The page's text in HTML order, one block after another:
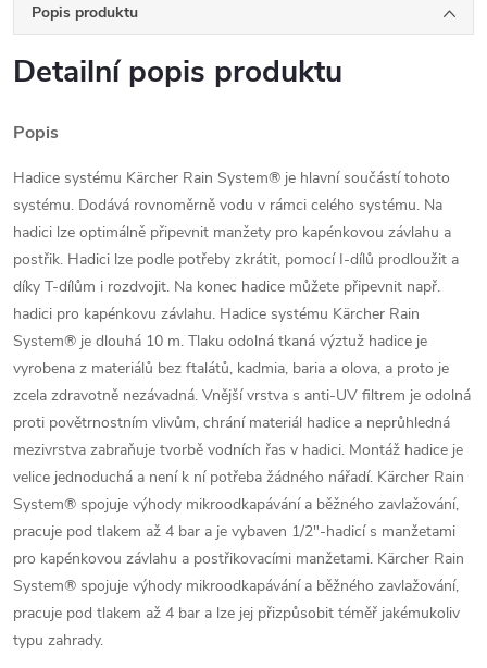
Popis produktu
Detailní popis produktu
Popis
Hadice systému Kärcher Rain System® je hlavní součástí tohoto
systému. Dodává rovnoměrně vodu v rámci celého systému. Na
hadici lze optimálně připevnit manžety pro kapénkovou závlahu a
postřik. Hadici lze podle potřeby zkrátit, pomocí I-dílů prodloužit a
díky T-dílům i rozdvojit. Na konec hadice můžete připevnit např.
hadici pro kapénkovu závlahu. Hadice systému Kärcher Rain
System® je dlouhá 10 m. Tlaku odolná tkaná výztuž hadice je
vyrobena z materiálů bez ftalátů, kadmia, baria a olova, a proto je
zcela zdravotně nezávadná. Vnější vrstva s anti-UV filtrem je odolná
proti povětrnostním vlivům, chrání materiál hadice a neprůhledná
mezivrstva zabraňuje tvorbě vodních řas v hadici. Montáž hadice je
velice jednoduchá a není k ní potřeba žádného nářadí. Kärcher Rain
System® spojuje výhody mikroodkapávání a běžného zavlažování,
pracuje pod tlakem až 4 bar a je vybaven 1/2"-hadicí s manžetami
pro kapénkovou závlahu a postřikovacími manžetami. Kärcher Rain
System® spojuje výhody mikroodkapávání a běžného zavlažování,
pracuje pod tlakem až 4 bar a lze jej přizpůsobit téměř jakémukoliv
typu zahrady.